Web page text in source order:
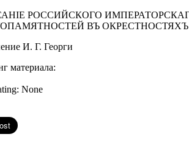
РОССИЙСКОГО
ВЪ
И. Г. Георги
материала:
None